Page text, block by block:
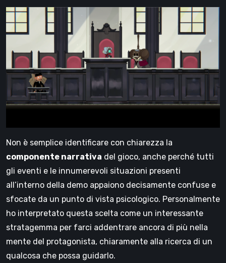
Non è semplice identificare con chiarezza la
componente narrativa del gioco, anche perché tutti
gli eventi e le innumerevoli situazioni presenti
all’interno della demo appaiono decisamente confuse e
sfocate da un punto di vista psicologico. Personalmente
ho interpretato questa scelta come un interessante
stratagemma per farci addentrare ancora di più nella
mente del protagonista, chiaramente alla ricerca di un
qualcosa che possa guidarlo.